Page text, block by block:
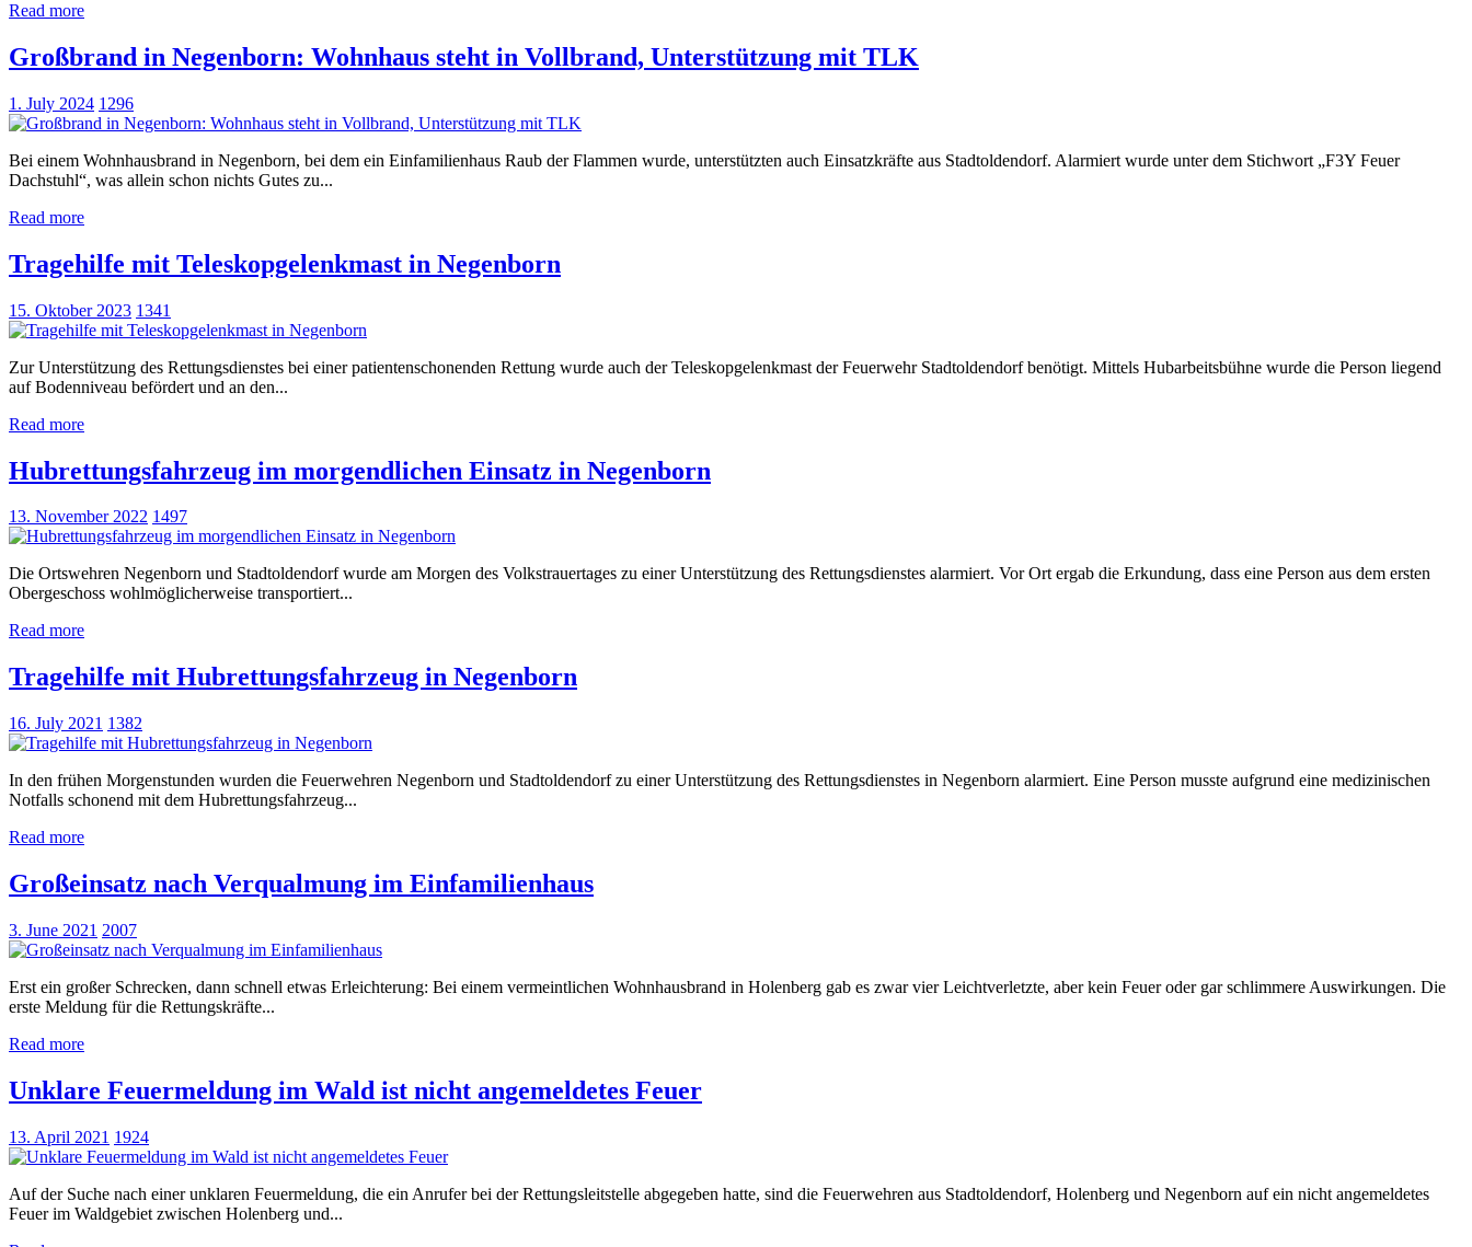
Read more
Großbrand in Negenborn: Wohnhaus steht in Vollbrand, Unterstützung mit TLK
1. July 2024 1296
Bei einem Wohnhausbrand in Negenborn, bei dem ein Einfamilienhaus Raub der Flammen wurde, unterstützten auch Einsatzkräfte aus Stadtoldendorf. Alarmiert wurde unter dem Stichwort „F3Y Feuer
Dachstuhl“, was allein schon nichts Gutes zu...
Read more
Tragehilfe mit Teleskopgelenkmast in Negenborn
15. Oktober 2023 1341
Zur Unterstützung des Rettungsdienstes bei einer patientenschonenden Rettung wurde auch der Teleskopgelenkmast der Feuerwehr Stadtoldendorf benötigt. Mittels Hubarbeitsbühne wurde die Person liegend
auf Bodenniveau befördert und an den...
Read more
Hubrettungsfahrzeug im morgendlichen Einsatz in Negenborn
13. November 2022 1497
Die Ortswehren Negenborn und Stadtoldendorf wurde am Morgen des Volkstrauertages zu einer Unterstützung des Rettungsdienstes alarmiert. Vor Ort ergab die Erkundung, dass eine Person aus dem ersten
Obergeschoss wohlmöglicherweise transportiert...
Read more
Tragehilfe mit Hubrettungsfahrzeug in Negenborn
16. July 2021 1382
In den frühen Morgenstunden wurden die Feuerwehren Negenborn und Stadtoldendorf zu einer Unterstützung des Rettungsdienstes in Negenborn alarmiert. Eine Person musste aufgrund eine medizinischen
Notfalls schonend mit dem Hubrettungsfahrzeug...
Read more
Großeinsatz nach Verqualmung im Einfamilienhaus
3. June 2021 2007
Erst ein großer Schrecken, dann schnell etwas Erleichterung: Bei einem vermeintlichen Wohnhausbrand in Holenberg gab es zwar vier Leichtverletzte, aber kein Feuer oder gar schlimmere Auswirkungen. Die
erste Meldung für die Rettungskräfte...
Read more
Unklare Feuermeldung im Wald ist nicht angemeldetes Feuer
13. April 2021 1924
Auf der Suche nach einer unklaren Feuermeldung, die ein Anrufer bei der Rettungsleitstelle abgegeben hatte, sind die Feuerwehren aus Stadtoldendorf, Holenberg und Negenborn auf ein nicht angemeldetes
Feuer im Waldgebiet zwischen Holenberg und...